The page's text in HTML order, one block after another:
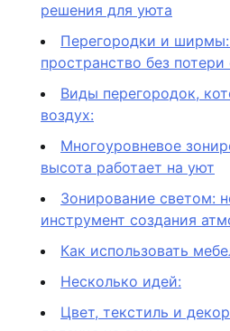
решения для уюта
Перегородки и ширмы:
пространство без потери
Виды перегородок,
воздух:
Многоуровневое
высота работает на уют
Зонирование светом:
инструмент создания
Как использовать
Несколько идей:
Цвет, текстиль и